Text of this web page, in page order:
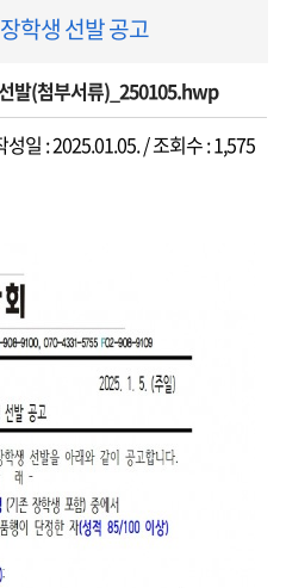
학생 선발 공고
발(첨부서류)_250105.hwp
성일 : 2025.01.05. / 조회수 : 1,575